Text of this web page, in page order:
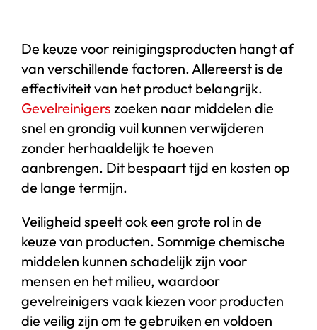
De keuze voor reinigingsproducten hangt af
van verschillende factoren. Allereerst is de
effectiviteit van het product belangrijk.
Gevelreinigers zoeken naar middelen die
snel en grondig vuil kunnen verwijderen
zonder herhaaldelijk te hoeven
aanbrengen. Dit bespaart tijd en kosten op
de lange termijn.
Veiligheid speelt ook een grote rol in de
keuze van producten. Sommige chemische
middelen kunnen schadelijk zijn voor
mensen en het milieu, waardoor
gevelreinigers vaak kiezen voor producten
die veilig zijn om te gebruiken en voldoen